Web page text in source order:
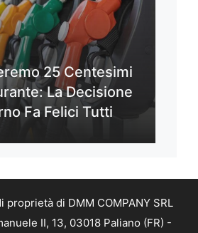
25 Centesimi
La Decisione
Fa Felici Tutti
proprietà di DMM COMPANY SRL
II, 13, 03018 Paliano (FR) -